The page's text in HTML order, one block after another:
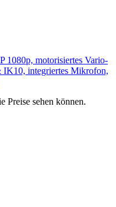
motorisiertes Vario-
integriertes Mikrofon,
Preise sehen können.